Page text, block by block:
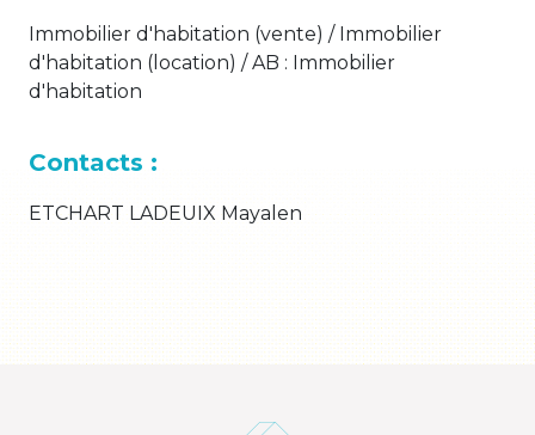
Immobilier d'habitation (vente) / Immobilier
d'habitation (location) / AB : Immobilier
d'habitation
Contacts :
ETCHART LADEUIX Mayalen